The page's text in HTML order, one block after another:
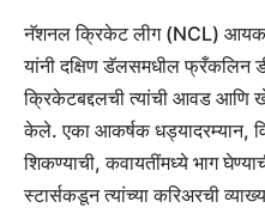
नॅशनल क्रिकेट लीग (NCL)
यांनी दक्षिण डॅलसमधील फ्रँकलिन
क्रिकेटबद्दलची त्यांची आवड आणि
केले. एका आकर्षक धड्यादरम्यान,
शिकण्याची, कवायतींमध्ये भाग
स्टार्सकडून त्यांच्या करिअरची